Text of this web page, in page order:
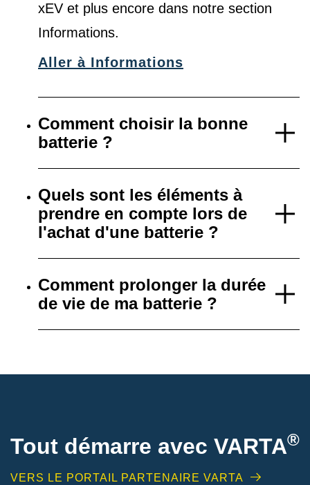
xEV et plus encore dans notre section
Informations.
Aller à Informations
Comment choisir la bonne
batterie ?
Quels sont les éléments à
prendre en compte lors de
l'achat d'une batterie ?
Comment prolonger la durée
de vie de ma batterie ?
Tout démarre avec VARTA®
VERS LE PORTAIL PARTENAIRE VARTA